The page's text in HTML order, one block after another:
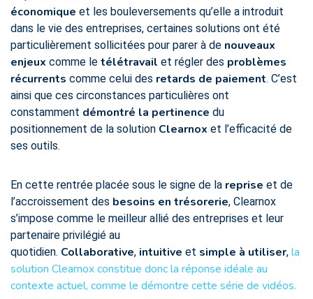
économique et les bouleversements qu’elle a introduit
dans le vie des entreprises, certaines solutions ont été
particulièrement sollicitées pour parer à de nouveaux
enjeux comme le télétravail et régler des problèmes
récurrents comme celui des retards de paiement. C’est
ainsi que ces circonstances particulières ont
constamment démontré la pertinence du
positionnement de la solution Clearnox et l’efficacité de
ses outils.
En cette rentrée placée sous le signe de la reprise et de
l’accroissement des besoins en trésorerie, Clearnox
s’impose comme le meilleur allié des entreprises et leur
partenaire privilégié au
quotidien. Collaborative, intuitive et simple à utiliser, la
solution Clearnox constitue donc la réponse idéale au
contexte actuel, comme le démontre cette série de vidéos.